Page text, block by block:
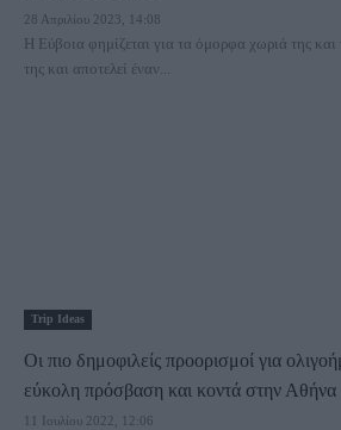
28 Απριλίου 2023, 14:08
Η Εύβοια φημίζεται για τα όμορφα χωριά της και
της και αποτελεί έναν...
Trip Ideas
Οι πιο δημοφιλείς προορισμοί για
εύκολη πρόσβαση και κοντά στην Αθήνα
11 Ιουλίου 2022, 12:06